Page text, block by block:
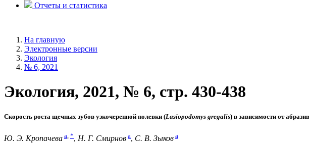
Отчеты и статистика
На главную
Электронные версии
Экология
№ 6, 2021
Экология, 2021, № 6, стр. 430-438
Скорость роста щечных зубов узкочерепной полевки (Lasiopodomys gregalis) в зависимости от
Ю. Э. Кропачева a *, Н. Г. Смирнов a, С. В. Зыков a